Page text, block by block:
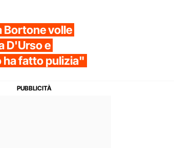
Bortone volle
D'Urso e
ha fatto pulizia"